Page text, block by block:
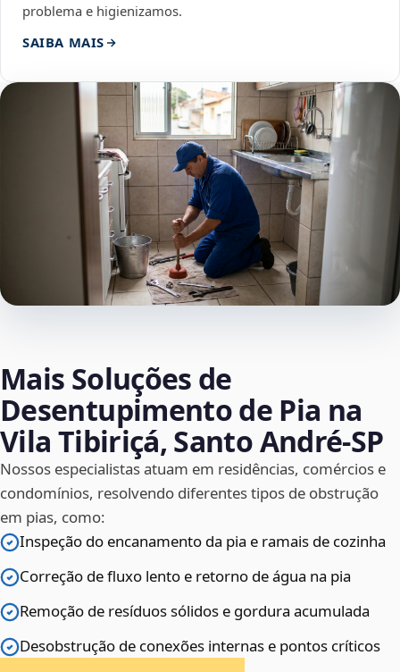
problema e higienizamos.
SAIBA MAIS
Mais Soluções de
Desentupimento de Pia na
Vila Tibiriçá, Santo André‑SP
Nossos especialistas atuam em residências, comércios e
condomínios, resolvendo diferentes tipos de obstrução
em pias, como:
Inspeção do encanamento da pia e ramais de cozinha
Correção de fluxo lento e retorno de água na pia
Remoção de resíduos sólidos e gordura acumulada
Desobstrução de conexões internas e pontos críticos